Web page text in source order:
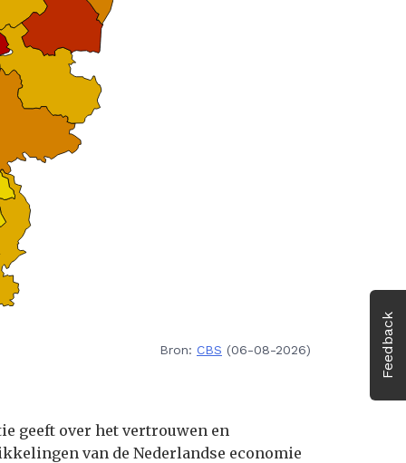
Feedback
Bron: CBS (06-08-2026)
geeft over het vertrouwen en
van de Nederlandse economie